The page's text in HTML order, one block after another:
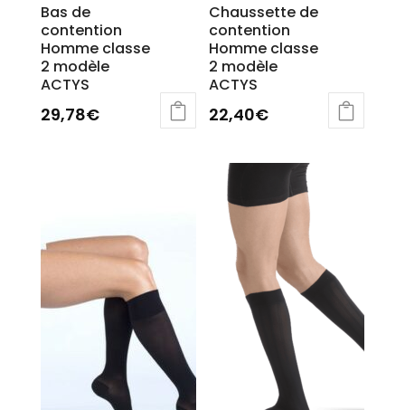
Bas de
contention
Homme classe
2 modèle
ACTYS
29,78€
Les
options
être
Chaussette de
contention
Homme classe
2 modèle
ACTYS
22,40€
plusieurs
variations.
options
peuvent
choisies